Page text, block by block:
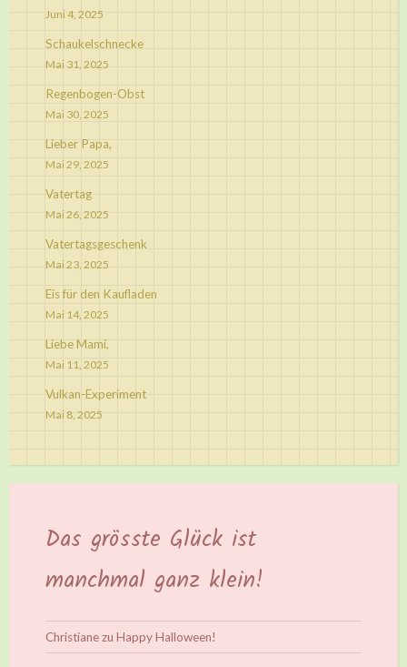
Juni 4, 2025
Schaukelschnecke
Mai 31, 2025
Regenbogen-Obst
Mai 30, 2025
Lieber Papa,
Mai 29, 2025
Vatertag
Mai 26, 2025
Vatertagsgeschenk
Mai 23, 2025
Eis für den Kaufladen
Mai 14, 2025
Liebe Mami,
Mai 11, 2025
Vulkan-Experiment
Mai 8, 2025
Das grösste Glück ist
manchmal ganz klein!
Christianezu Happy Halloween!